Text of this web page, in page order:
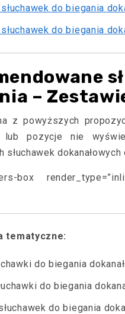
do biegania
do biegania
–
z powyższych
lub pozycje nie
słuchawek dokanałowych
box
tematyczne:
do biegania
do biegania
do biegania